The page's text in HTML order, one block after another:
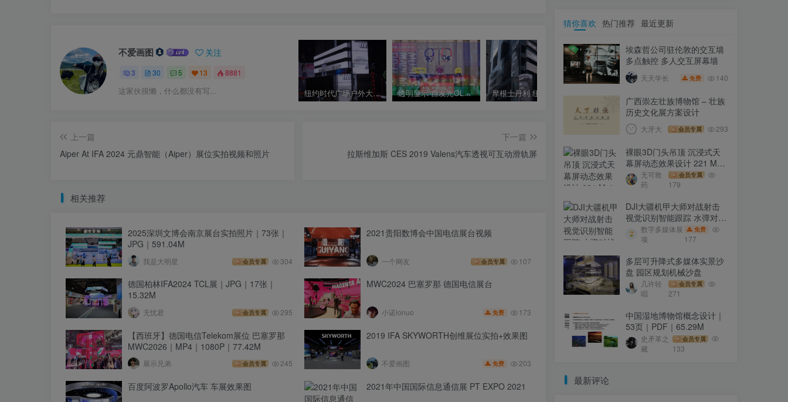
不爱画图 关注
3 30 5 13 8881
这家伙很懒，什么都没有写... 纽约时代广场户外大屏 摩根士丹利案例 数字标牌LED视觉 透明显示 自发光OLED 正面
上一篇
Aiper At IFA 2024 元鼎智能（Aiper）展位实拍视频和照片
下一篇
拉斯维加斯 CES 2019 Valens汽车透视可互动滑轨屏
相关推荐
2025深圳文博会南京展台实拍照片｜73张｜
JPG｜591.04M
我是大明星 会员专属 304
2021贵阳数博会中国电信展台视频
一个网友 会员专属 107
德国柏林IFA2024 TCL展｜JPG｜17张｜
15.32M
无忧君 会员专属 295
MWC2024 巴塞罗那 德国电信展台
小诺lonuo 免费 173
【西班牙】德国电信Telekom展位 巴塞罗那
MWC2026｜MP4｜1080P｜77.42M
展示兄弟 会员专属 245
2019 IFA SKYWORTH创维展位实拍+效果图
不爱画图 免费 203
百度阿波罗Apollo汽车 车展效果图 2021年中国国际信息通信展 PT EXPO 2021
猜你喜欢 热门推荐 最近更新
埃森哲公司驻伦敦的交互墙
多点触控 多人交互屏幕墙
天天学长 免费 140
广西崇左壮族博物馆 – 壮族
历史文化展方案设计
大牙大 会员专属 293
裸眼3D门头吊顶 沉浸式天
幕屏动态效果设计 221 Main
St
无可救
药
会员专属
179
DJI大疆机甲大师对战射击
视觉识别智能跟踪 水弹对战
机器人数字多媒体展
项
免费
177
多层可升降式多媒体实景沙
盘 园区规划机械沙盘
几许轻
唱
会员专属
271
中国湿地博物馆概念设计｜
53页｜PDF｜65.29M
史矛革之
藏
会员专属
133
最新评论